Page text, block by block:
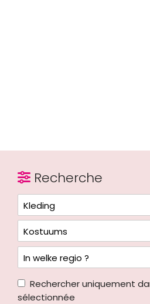
Recherche
Rechercher uniquement
sélectionnée